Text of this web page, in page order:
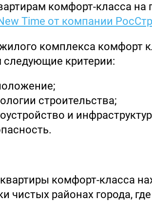
комфорт-класса на
Time от компании
комплекса комфорт
следующие критерии:
строительства;
и
комфорт-класса
чистых районах города,